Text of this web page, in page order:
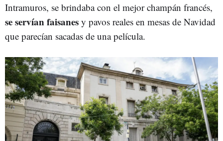
Intramuros, se brindaba con el mejor champán francés,
se servían faisanes y pavos reales en mesas de Navidad
que parecían sacadas de una película.